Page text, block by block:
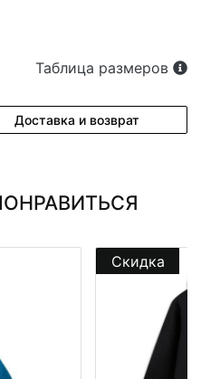
Таблица размеров
Доставка и возврат
Скидка